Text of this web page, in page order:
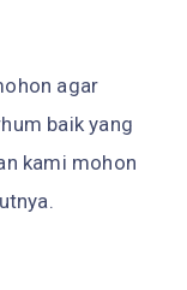
agar
baik yang
kami mohon